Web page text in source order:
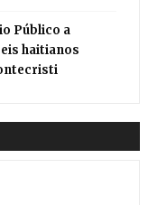
Público a
haitianos